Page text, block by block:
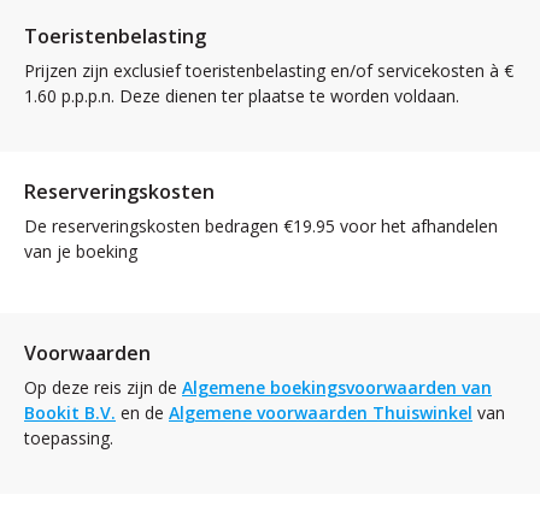
Toeristenbelasting
Prijzen zijn exclusief toeristenbelasting en/of servicekosten à €
1.60 p.p.p.n. Deze dienen ter plaatse te worden voldaan.
Reserveringskosten
De reserveringskosten bedragen €19.95 voor het afhandelen
van je boeking
Voorwaarden
Op deze reis zijn de Algemene boekingsvoorwaarden van
Bookit B.V. en de Algemene voorwaarden Thuiswinkel van
toepassing.